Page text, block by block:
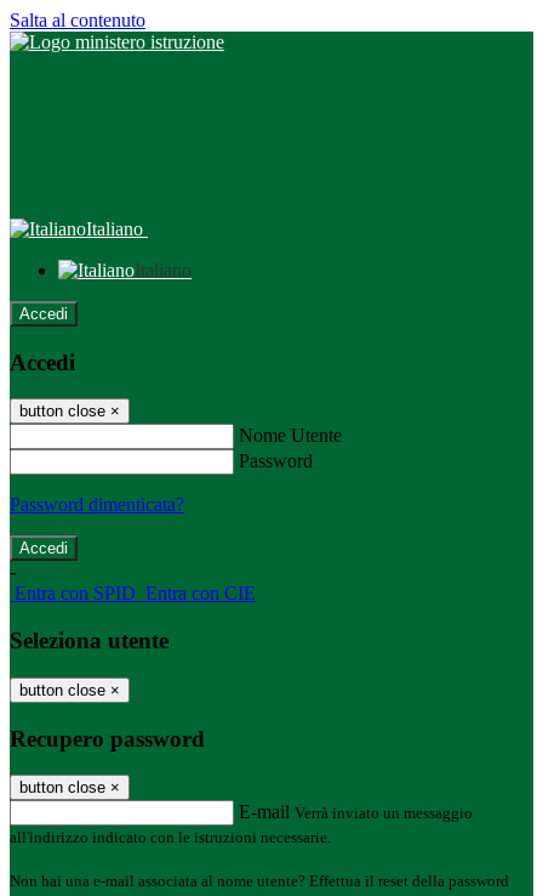
Salta al contenuto
Italiano
Italiano
Accedi
Accedi
button close ×
Nome Utente
Password
Password dimenticata?
-
Entra con SPID Entra con CIE
Seleziona utente
button close ×
Recupero password
button close ×
E-mail Verrà inviato un messaggio
all'indirizzo indicato con le istruzioni necessarie.
Non hai una e-mail associata al nome utente? Effettua il reset della password